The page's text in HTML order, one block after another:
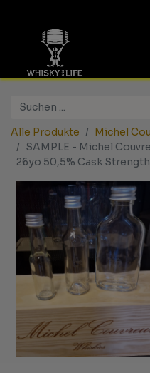
Alle Produkte
Michel
SAMPLE - Michel
26yo 50,5% Cask